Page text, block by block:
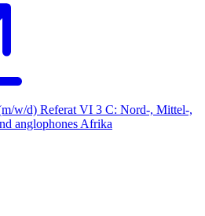
w/d) Referat VI 3 C: Nord-, Mittel-,
anglophones Afrika